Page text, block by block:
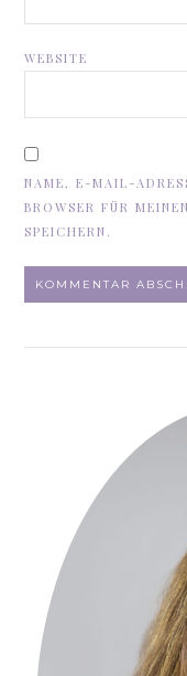
WEBSITE
NAME, E-MAIL-
BROWSER FÜR
SPEICHERN.